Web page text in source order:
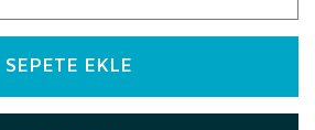
SEPETE EKLE